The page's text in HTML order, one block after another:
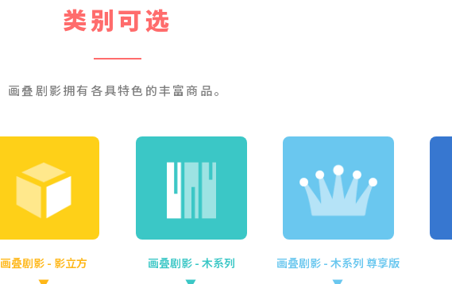
类别可选
画叠剧影拥有各具特色的丰富商品。
画叠剧影 - 影立方 画叠剧影 - 木系列 画叠剧影 - 木系列 尊享版